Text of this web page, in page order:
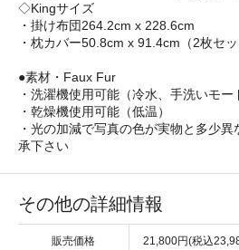
◇Kingサイズ
・掛け布団264.2cm x 228.6cm
・枕カバー50.8cm x 91.4cm（2枚セッ
●素材・Faux Fur
・洗濯機使用可能（冷水、手洗いモー
・乾燥機使用可能（低温）
・光の加減で写真の色が実物と多少
承下さい
その他の詳細情報
販売価格 21,800円(税込